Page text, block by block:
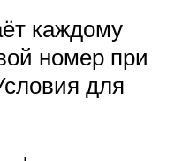
каждому
номер при
для